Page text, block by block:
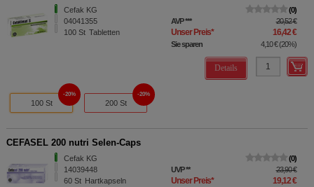
Cefak KG
04041355
100 St Tabletten
0
AVP*** 20,52 €
Unser Preis* 16,42 €
Sie sparen 4,10 €(20%)
Details
100 St
20%
200 St
20%
CEFASEL 200 nutri Selen-Caps
Cefak KG
14039448
60 St Hartkapseln
0
UVP** 23,90 €
Unser Preis* 19,12 €